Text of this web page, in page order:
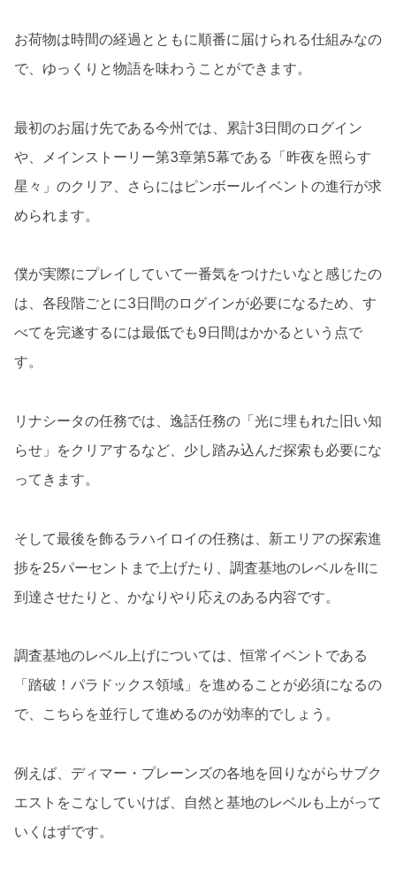
お荷物は時間の経過とともに順番に届けられる仕組みなの
で、ゆっくりと物語を味わうことができます。
最初のお届け先である今州では、累計3日間のログイン
や、メインストーリー第3章第5幕である「昨夜を照らす
星々」のクリア、さらにはピンボールイベントの進行が求
められます。
僕が実際にプレイしていて一番気をつけたいなと感じたの
は、各段階ごとに3日間のログインが必要になるため、す
べてを完遂するには最低でも9日間はかかるという点で
す。
リナシータの任務では、逸話任務の「光に埋もれた旧い知
らせ」をクリアするなど、少し踏み込んだ探索も必要にな
ってきます。
そして最後を飾るラハイロイの任務は、新エリアの探索進
捗を25パーセントまで上げたり、調査基地のレベルをⅡに
到達させたりと、かなりやり応えのある内容です。
調査基地のレベル上げについては、恒常イベントである
「踏破！パラドックス領域」を進めることが必須になるの
で、こちらを並行して進めるのが効率的でしょう。
例えば、ディマー・プレーンズの各地を回りながらサブク
エストをこなしていけば、自然と基地のレベルも上がって
いくはずです。